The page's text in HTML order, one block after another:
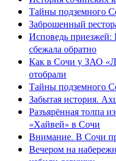
Тайны подземного
Заброшенный
Исповедь приезжей:
сбежала обратно
Как в Сочи у ЗАО
отобрали
Тайны подземного
Забытая история.
Разъярённая толпа
«Хайвей» в Сочи
Внимание. В Сочи
Вечером на